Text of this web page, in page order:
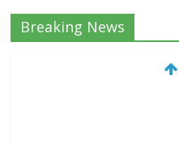
Breaking News